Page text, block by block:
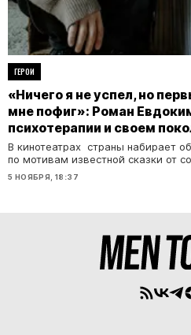
ГЕРОИ
«Ничего я не успел, но
мне пофиг»: Роман
психотерапии и своем
В кинотеатрах страны набирает
по мотивам известной сказки от
5 НОЯБРЯ, 18:37